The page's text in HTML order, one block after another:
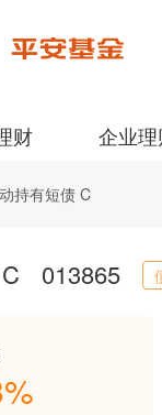
财 企业
持有短债 C
013865